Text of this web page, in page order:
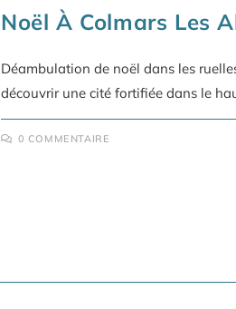
Noël À Colmars Les
Déambulation de noël dans les
découvrir une cité fortifiée dans le
0 COMMENTAIRE